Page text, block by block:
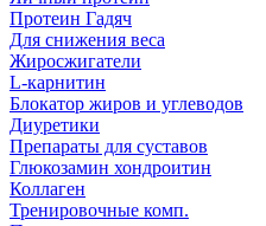
Протеин Гадяч
Для снижения веса
Жиросжигатели
L-карнитин
Блокатор жиров и углеводов
Диуретики
Препараты для суставов
Глюкозамин хондроитин
Коллаген
Тренировочные комп.